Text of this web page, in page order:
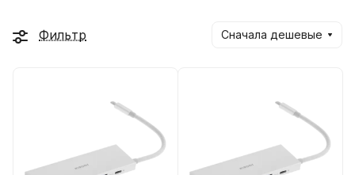
Фильтр Сначала дешевые